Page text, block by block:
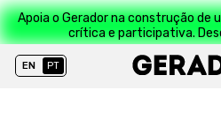
Apoia o Gerador na construção de
crítica e participativa.
EN PT